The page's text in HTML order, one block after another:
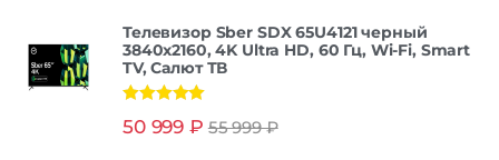
Телевизор Sber SDX 65U4121 черный
3840x2160, 4K Ultra HD, 60 Гц, Wi-Fi, Smart
TV, Салют ТВ
из 5
50 999 ₽ 55 999₽